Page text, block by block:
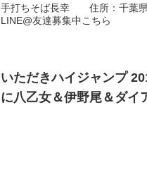
手打ちそば長幸 住所：千葉
LINE@友達募集中こちら
いただきハイジャンプ
に八乙女＆伊野尾＆ダイ